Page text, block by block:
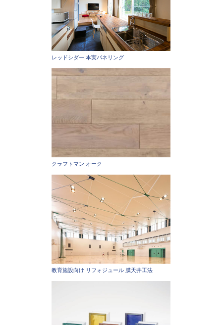
レッドシダー 本実パネリング
クラフトマン オーク
教育施設向け リフォジュール 膜天井工法